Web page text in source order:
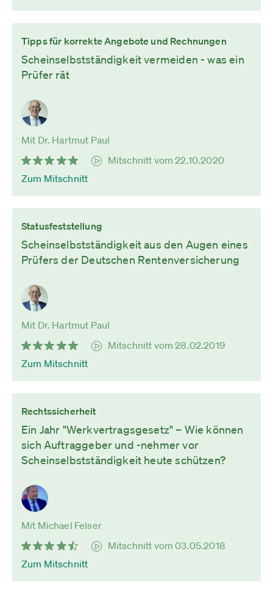
Tipps für korrekte Angebote und Rechnungen
Scheinselbstständigkeit vermeiden - was ein
Prüfer rät
Mit Dr. Hartmut Paul
Mitschnitt vom 22.10.2020
Zum Mitschnitt
Statusfeststellung
Scheinselbstständigkeit aus den Augen eines
Prüfers der Deutschen Rentenversicherung
Mit Dr. Hartmut Paul
Mitschnitt vom 28.02.2019
Zum Mitschnitt
Rechtssicherheit
Ein Jahr "Werkvertragsgesetz" – Wie können
sich Auftraggeber und -nehmer vor
Scheinselbstständigkeit heute schützen?
Mit Michael Felser
Mitschnitt vom 03.05.2018
Zum Mitschnitt